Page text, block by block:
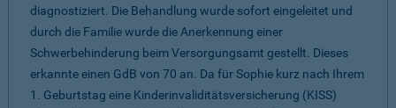
diagnostiziert. Die Behandlung wurde sofort eingeleitet und
durch die Familie wurde die Anerkennung einer
Schwerbehinderung beim Versorgungsamt gestellt. Dieses
erkannte einen GdB von 70 an. Da für Sophie kurz nach Ihrem
1. Geburtstag eine Kinderinvaliditätsversicherung (KISS)